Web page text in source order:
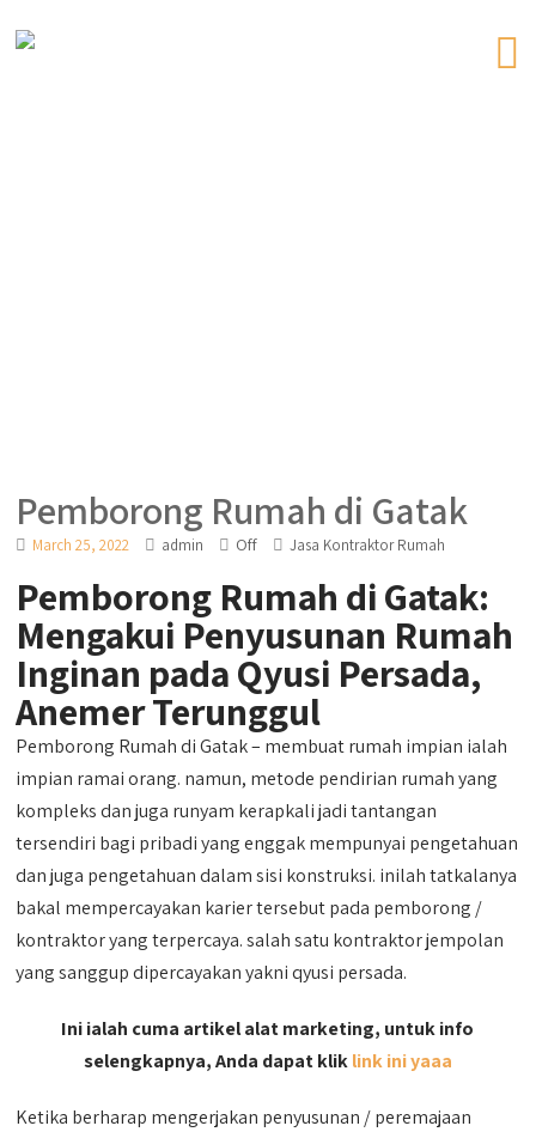
Pemborong Rumah di Gatak
March 25, 2022 admin Off Jasa Kontraktor Rumah
Pemborong Rumah di Gatak:
Mengakui Penyusunan Rumah
Inginan pada Qyusi Persada,
Anemer Terunggul
Pemborong Rumah di Gatak – membuat rumah impian ialah
impian ramai orang. namun, metode pendirian rumah yang
kompleks dan juga runyam kerapkali jadi tantangan
tersendiri bagi pribadi yang enggak mempunyai pengetahuan
dan juga pengetahuan dalam sisi konstruksi. inilah tatkalanya
bakal mempercayakan karier tersebut pada pemborong /
kontraktor yang terpercaya. salah satu kontraktor jempolan
yang sanggup dipercayakan yakni qyusi persada.
Ini ialah cuma artikel alat marketing, untuk info
selengkapnya, Anda dapat kliklink ini yaaa
Ketika berharap mengerjakan penyusunan / peremajaan